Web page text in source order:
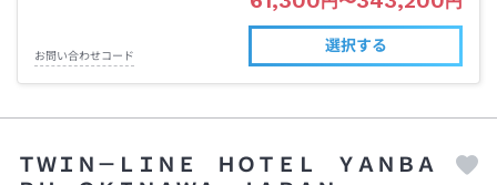
お問い合わせコード
選択する
ＴＷＩＮ－ＬＩＮＥ ＨＯＴＥＬ ＹＡＮＢＡ